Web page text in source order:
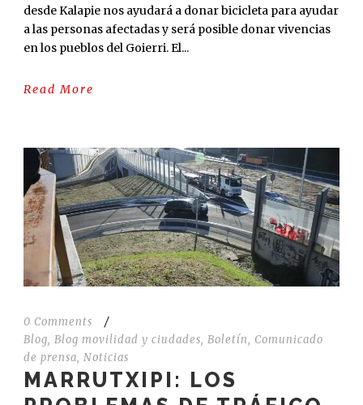
desde Kalapie nos ayudará a donar bicicleta para ayudar
a las personas afectadas y será posible donar vivencias
en los pueblos del Goierri. El...
Read More
0 Comments
/
Blog, Blog movilidad y ciudades, Boletín, Comunicado
de prensa, Noticias
MARRUTXIPI: LOS